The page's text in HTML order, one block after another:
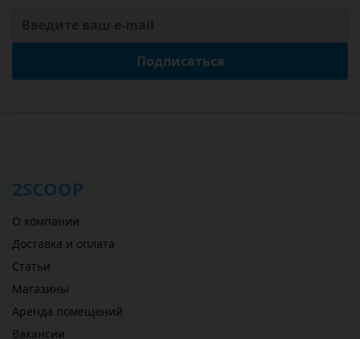
Подписаться
2SCOOP
О компании
Доставка и оплата
Статьи
Магазины
Аренда помещений
Вакансии